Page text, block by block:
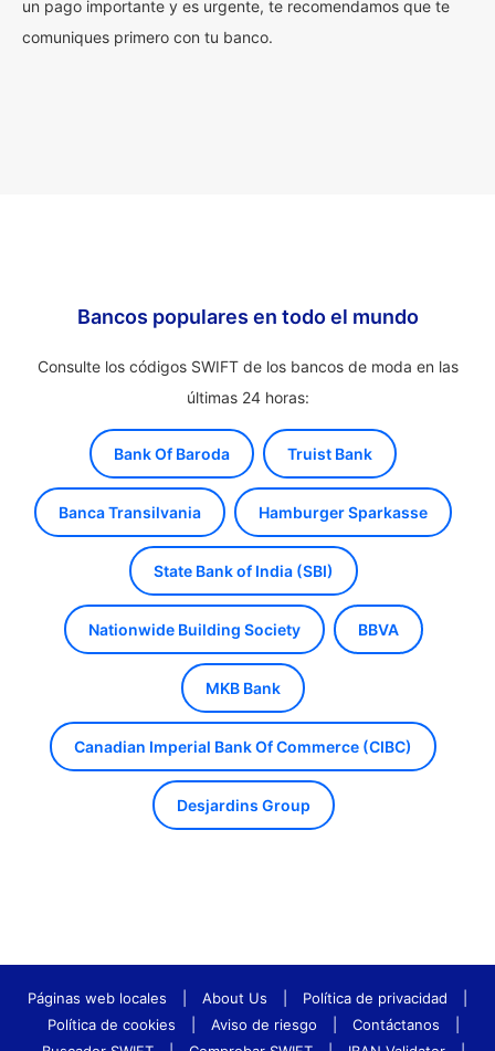
un pago importante y es urgente, te recomendamos que te
comuniques primero con tu banco.
Bancos populares en todo el mundo
Consulte los códigos SWIFT de los bancos de moda en las
últimas 24 horas:
Bank Of Baroda Truist Bank
Banca Transilvania Hamburger Sparkasse
State Bank of India (SBI)
Nationwide Building Society BBVA
MKB Bank
Canadian Imperial Bank Of Commerce (CIBC)
Desjardins Group
Páginas web locales About Us Política de privacidad
Política de cookies
Aviso de riesgo Contáctanos